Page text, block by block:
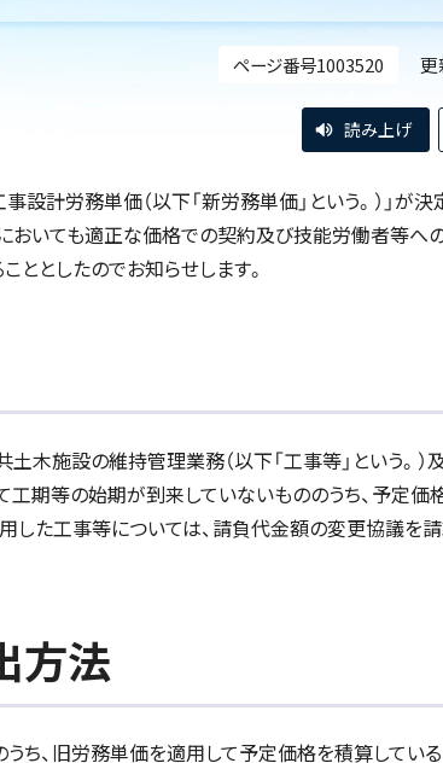
ページ番号1003520 更
読み上げ
計労務単価（以下「新労務単価」という。）」が決
おいても適正な価格での契約及び技能労働者等へ
としたのでお知らせします。
施設の維持管理業務（以下「工事等」という。）
期等の始期が到来していないもののうち、予定価
た工事等については、請負代金額の変更協議を
方法
、旧労務単価を適用して予定価格を積算している